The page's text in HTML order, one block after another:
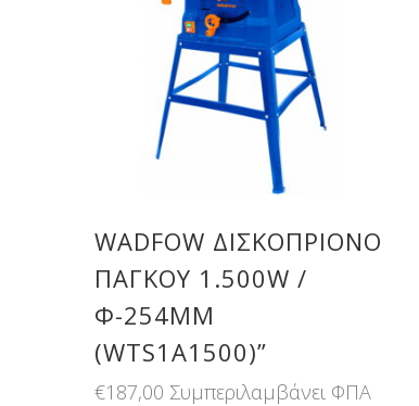
WADFOW ΔΙΣΚΟΠΡΙΟΝΟ
ΠΑΓΚΟΥ 1.500W /
Φ-254MM
(WTS1A1500)”
€187,00 Συμπεριλαμβάνει ΦΠΑ